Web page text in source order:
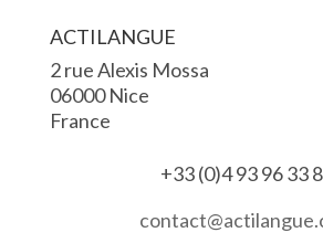
ACTILANGUE
2 rue Alexis Mossa
06000 Nice
France
+33 (0)4 93 96 33